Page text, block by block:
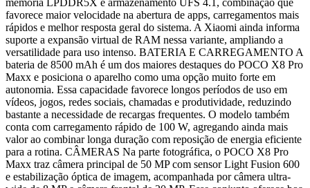
memória LPDDR5X e armazenamento UFS 4.1, combinação que
favorece maior velocidade na abertura de apps, carregamentos mais
rápidos e melhor resposta geral do sistema. A Xiaomi ainda informa
suporte a expansão virtual de RAM nessa variante, ampliando a
versatilidade para uso intenso. BATERIA E CARREGAMENTO A
bateria de 8500 mAh é um dos maiores destaques do POCO X8 Pro
Maxx e posiciona o aparelho como uma opção muito forte em
autonomia. Essa capacidade favorece longos períodos de uso em
vídeos, jogos, redes sociais, chamadas e produtividade, reduzindo
bastante a necessidade de recargas frequentes. O modelo também
conta com carregamento rápido de 100 W, agregando ainda mais
valor ao combinar longa duração com reposição de energia eficiente
para a rotina. CÂMERAS Na parte fotográfica, o POCO X8 Pro
Maxx traz câmera principal de 50 MP com sensor Light Fusion 600
e estabilização óptica de imagem, acompanhada por câmera ultra-